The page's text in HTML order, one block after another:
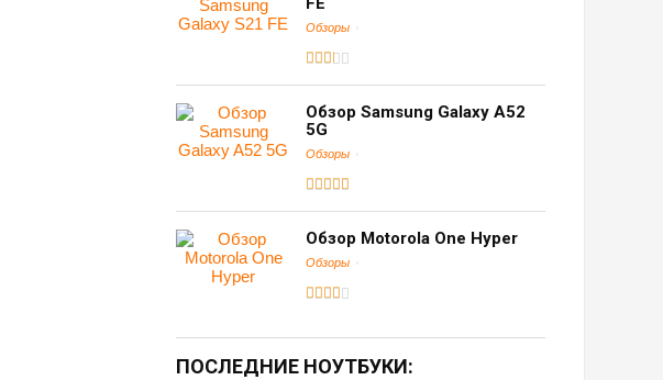
Обзоры
Обзор Samsung Galaxy A52
5G
Обзоры
Обзор Motorola One Hyper
Обзоры
ПОСЛЕДНИЕ НОУТБУКИ: